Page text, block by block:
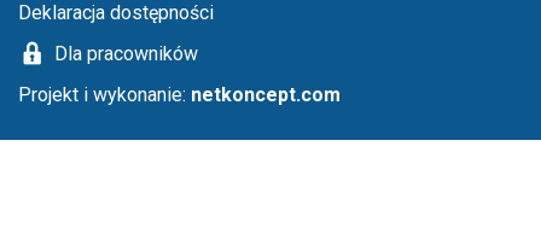
Deklaracja dostępności
Dla pracowników
Projekt i wykonanie: netkoncept.com